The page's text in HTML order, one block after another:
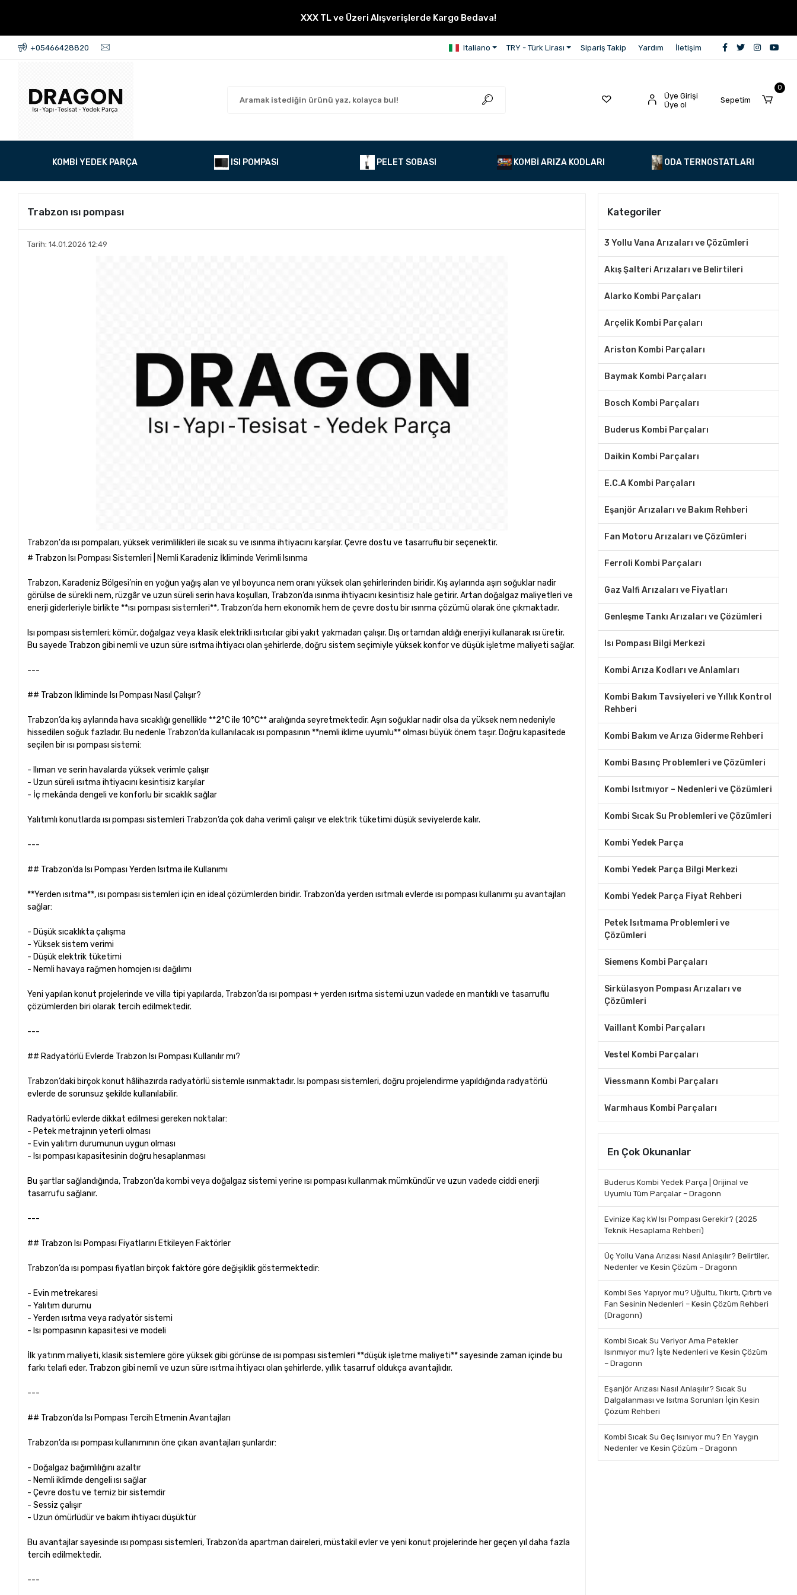
XXX TL ve Üzeri Alışverişlerde Kargo Bedava!
+05466428820 Italiano TRY - Türk Lirası Sipariş Takip Yardım İletişim
Üye Girişi
Üye ol
Sepetim
0
KOMBİ YEDEK PARÇA ISI POMPASI PELET SOBASI KOMBİ ARIZA KODLARI ODA TERNOSTATLARI
Trabzon ısı pompası
Tarih: 14.01.2026 12:49
Trabzon'da ısı pompaları, yüksek verimlilikleri ile sıcak su ve ısınma ihtiyacını karşılar. Çevre dostu ve tasarruflu bir seçenektir.
# Trabzon Isı Pompası Sistemleri | Nemli Karadeniz İkliminde Verimli Isınma
Trabzon, Karadeniz Bölgesi’nin en yoğun yağış alan ve yıl boyunca nem oranı yüksek olan şehirlerinden biridir. Kış aylarında aşırı soğuklar nadir
görülse de sürekli nem, rüzgâr ve uzun süreli serin hava koşulları, Trabzon’da ısınma ihtiyacını kesintisiz hale getirir. Artan doğalgaz maliyetleri ve
enerji giderleriyle birlikte **ısı pompası sistemleri**, Trabzon’da hem ekonomik hem de çevre dostu bir ısınma çözümü olarak öne çıkmaktadır.
Isı pompası sistemleri; kömür, doğalgaz veya klasik elektrikli ısıtıcılar gibi yakıt yakmadan çalışır. Dış ortamdan aldığı enerjiyi kullanarak ısı üretir.
Bu sayede Trabzon gibi nemli ve uzun süre ısıtma ihtiyacı olan şehirlerde, doğru sistem seçimiyle yüksek konfor ve düşük işletme maliyeti sağlar.
---
## Trabzon İkliminde Isı Pompası Nasıl Çalışır?
Trabzon’da kış aylarında hava sıcaklığı genellikle **2°C ile 10°C** aralığında seyretmektedir. Aşırı soğuklar nadir olsa da yüksek nem nedeniyle
hissedilen soğuk fazladır. Bu nedenle Trabzon’da kullanılacak ısı pompasının **nemli iklime uyumlu** olması büyük önem taşır. Doğru kapasitede
seçilen bir ısı pompası sistemi:
- Ilıman ve serin havalarda yüksek verimle çalışır
- Uzun süreli ısıtma ihtiyacını kesintisiz karşılar
- İç mekânda dengeli ve konforlu bir sıcaklık sağlar
Yalıtımlı konutlarda ısı pompası sistemleri Trabzon’da çok daha verimli çalışır ve elektrik tüketimi düşük seviyelerde kalır.
---
## Trabzon’da Isı Pompası Yerden Isıtma ile Kullanımı
**Yerden ısıtma**, ısı pompası sistemleri için en ideal çözümlerden biridir. Trabzon’da yerden ısıtmalı evlerde ısı pompası kullanımı şu avantajları
sağlar:
- Düşük sıcaklıkta çalışma
- Yüksek sistem verimi
- Düşük elektrik tüketimi
- Nemli havaya rağmen homojen ısı dağılımı
Yeni yapılan konut projelerinde ve villa tipi yapılarda, Trabzon’da ısı pompası + yerden ısıtma sistemi uzun vadede en mantıklı ve tasarruflu
çözümlerden biri olarak tercih edilmektedir.
---
## Radyatörlü Evlerde Trabzon Isı Pompası Kullanılır mı?
Trabzon’daki birçok konut hâlihazırda radyatörlü sistemle ısınmaktadır. Isı pompası sistemleri, doğru projelendirme yapıldığında radyatörlü
evlerde de sorunsuz şekilde kullanılabilir.
Radyatörlü evlerde dikkat edilmesi gereken noktalar:
- Petek metrajının yeterli olması
- Evin yalıtım durumunun uygun olması
- Isı pompası kapasitesinin doğru hesaplanması
Bu şartlar sağlandığında, Trabzon’da kombi veya doğalgaz sistemi yerine ısı pompası kullanmak mümkündür ve uzun vadede ciddi enerji
tasarrufu sağlanır.
---
## Trabzon Isı Pompası Fiyatlarını Etkileyen Faktörler
Trabzon’da ısı pompası fiyatları birçok faktöre göre değişiklik göstermektedir:
- Evin metrekaresi
- Yalıtım durumu
- Yerden ısıtma veya radyatör sistemi
- Isı pompasının kapasitesi ve modeli
İlk yatırım maliyeti, klasik sistemlere göre yüksek gibi görünse de ısı pompası sistemleri **düşük işletme maliyeti** sayesinde zaman içinde bu
farkı telafi eder. Trabzon gibi nemli ve uzun süre ısıtma ihtiyacı olan şehirlerde, yıllık tasarruf oldukça avantajlıdır.
---
## Trabzon’da Isı Pompası Tercih Etmenin Avantajları
Trabzon’da ısı pompası kullanımının öne çıkan avantajları şunlardır:
- Doğalgaz bağımlılığını azaltır
- Nemli iklimde dengeli ısı sağlar
- Çevre dostu ve temiz bir sistemdir
- Sessiz çalışır
- Uzun ömürlüdür ve bakım ihtiyacı düşüktür
Bu avantajlar sayesinde ısı pompası sistemleri, Trabzon’da apartman daireleri, müstakil evler ve yeni konut projelerinde her geçen yıl daha fazla
tercih edilmektedir.
---
Kategoriler
3 Yollu Vana Arızaları ve Çözümleri
Akış Şalteri Arızaları ve Belirtileri
Alarko Kombi Parçaları
Arçelik Kombi Parçaları
Ariston Kombi Parçaları
Baymak Kombi Parçaları
Bosch Kombi Parçaları
Buderus Kombi Parçaları
Daikin Kombi Parçaları
E.C.A Kombi Parçaları
Eşanjör Arızaları ve Bakım Rehberi
Fan Motoru Arızaları ve Çözümleri
Ferroli Kombi Parçaları
Gaz Valfi Arızaları ve Fiyatları
Genleşme Tankı Arızaları ve Çözümleri
Isı Pompası Bilgi Merkezi
Kombi Arıza Kodları ve Anlamları
Kombi Bakım Tavsiyeleri ve Yıllık Kontrol
Rehberi
Kombi Bakım ve Arıza Giderme Rehberi
Kombi Basınç Problemleri ve Çözümleri
Kombi Isıtmıyor – Nedenleri ve Çözümleri
Kombi Sıcak Su Problemleri ve Çözümleri
Kombi Yedek Parça
Kombi Yedek Parça Bilgi Merkezi
Kombi Yedek Parça Fiyat Rehberi
Petek Isıtmama Problemleri ve
Çözümleri
Siemens Kombi Parçaları
Sirkülasyon Pompası Arızaları ve
Çözümleri
Vaillant Kombi Parçaları
Vestel Kombi Parçaları
Viessmann Kombi Parçaları
Warmhaus Kombi Parçaları
En Çok Okunanlar
Buderus Kombi Yedek Parça | Orijinal ve
Uyumlu Tüm Parçalar – Dragonn
Evinize Kaç kW Isı Pompası Gerekir? (2025
Teknik Hesaplama Rehberi)
Üç Yollu Vana Arızası Nasıl Anlaşılır? Belirtiler,
Nedenler ve Kesin Çözüm – Dragonn
Kombi Ses Yapıyor mu? Uğultu, Tıkırtı, Çıtırtı ve
Fan Sesinin Nedenleri – Kesin Çözüm Rehberi
(Dragonn)
Kombi Sıcak Su Veriyor Ama Petekler
Isınmıyor mu? İşte Nedenleri ve Kesin Çözüm
– Dragonn
Eşanjör Arızası Nasıl Anlaşılır? Sıcak Su
Dalgalanması ve Isıtma Sorunları İçin Kesin
Çözüm Rehberi
Kombi Sıcak Su Geç Isınıyor mu? En Yaygın
Nedenler ve Kesin Çözüm – Dragonn